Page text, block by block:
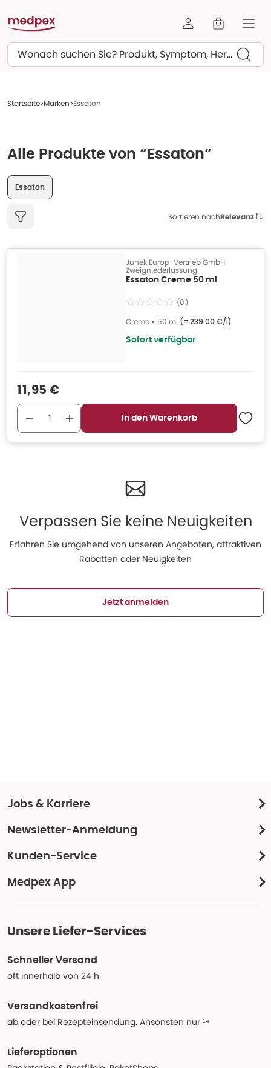
Suchen
Startseite Marken Essaton
Alle Produkte von “Essaton”
Essaton
Sortieren nachRelevanz
Junek Europ-Vertrieb GmbH
Zweigniederlassung
Essaton Creme 50 ml
(0)
Creme • 50 ml (= 239.00 €/l)
Sofort verfügbar
Verkaufspreis
11,95 €
In den Warenkorb
Verpassen Sie keine Neuigkeiten
Erfahren Sie umgehend von unseren Angeboten, attraktiven
Rabatten oder Neuigkeiten
Jetzt anmelden
Jobs & Karriere
Newsletter-Anmeldung
Kunden-Service
Medpex App
Unsere Liefer-Services
Schneller Versand
oft innerhalb von 24 h
Versandkostenfrei
ab oder bei Rezepteinsendung. Ansonsten nur ¹⁴
Lieferoptionen